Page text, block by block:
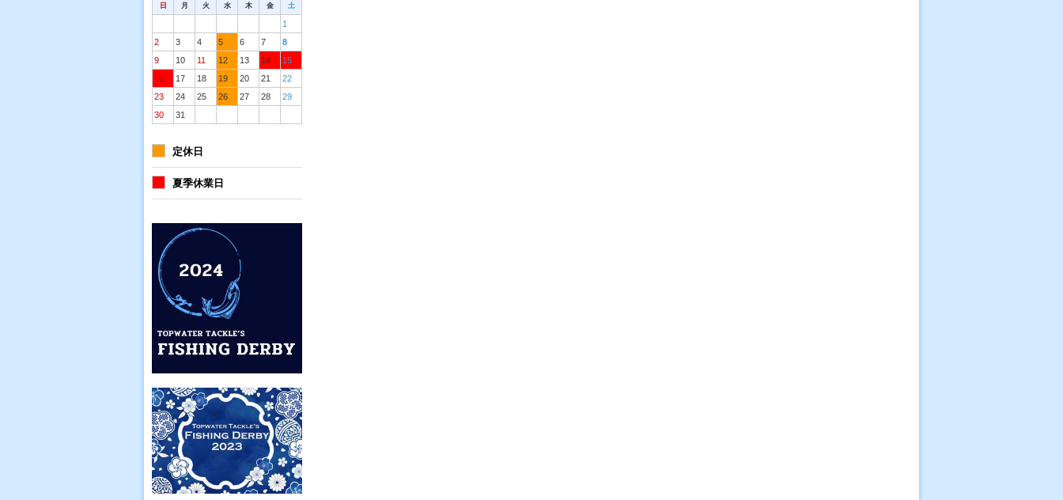
日 月 火 水 木 金 土
1
2
3 4 5 6 7
8
9
10 11 12 13 14
15
16
17 18 19 20 21
22
23
24 25 26 27 28
29
30
31
定休日
夏季休業日